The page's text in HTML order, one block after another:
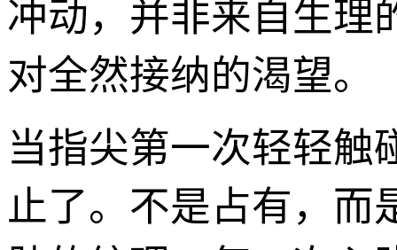
冲动，并非来自生理
对全然接纳的渴望。
当指尖第一次轻轻触
止了。不是占有，而